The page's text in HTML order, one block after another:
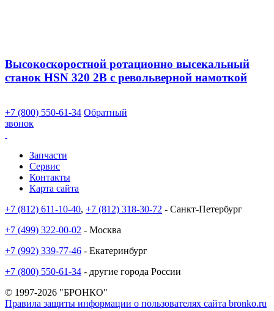
Высокоскоростной ротационно высекальный
станок HSN 320 2B с револьверной намоткой
+7 (800) 550-61-34 Обратный
звонок
Запчасти
Сервис
Контакты
Карта сайта
+7 (812) 611-10-40, +7 (812) 318-30-72 - Санкт-Петербург
+7 (499) 322-00-02 - Москва
+7 (992) 339-77-46 - Екатеринбург
+7 (800) 550-61-34 - другие города России
© 1997-2026 "БРОНКО"
Правила защиты информации о пользователях сайта bronko.ru